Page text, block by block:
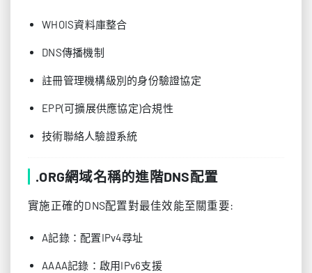
WHOIS資料庫整合
DNS傳播機制
註冊管理機構級別的身份驗證協定
EPP(可擴展供應協定)合規性
技術聯絡人驗證系統
.ORG網域名稱的進階DNS配置
實施正確的DNS配置對最佳效能至關重要:
A記錄：配置IPv4尋址
AAAA記錄：啟用IPv6支援